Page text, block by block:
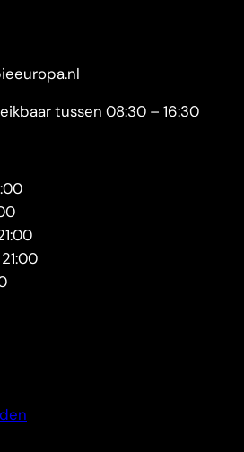
tussen 08:30 – 16:30